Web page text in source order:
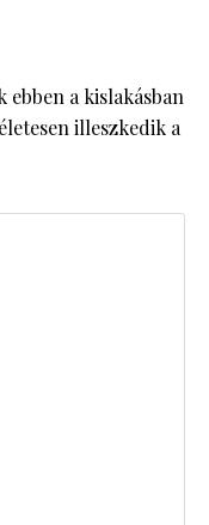
a kislakásban
illeszkedik a